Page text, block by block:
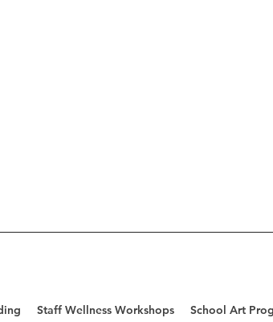
Staff Wellness Workshops School Art